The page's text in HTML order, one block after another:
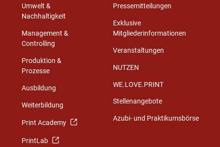
Umwelt &
Nachhaltigkeit
Management &
Controlling
Produktion &
Prozesse
Ausbildung
Weiterbildung
Print Academy
PrintLab
Pressemitteilungen
Exklusive
Mitgliederinformationen
Veranstaltungen
NUTZEN
WE.LOVE.PRINT
Stellenangebote
Azubi- und Praktikumsbörse